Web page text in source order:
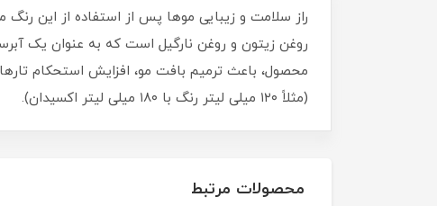
راز سلامت و زیبایی موها پس از استفاده از این
(مثلاً ۱۲۰ میلی لیتر رنگ با ۱۸۰ میلی لیتر اکسیدان).
محصولات مرتبط